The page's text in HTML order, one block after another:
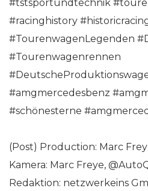
#tstsportundtechnik
#racinghistory
#TourenwagenLegenden
#Tourenwagenrennen
#amgmercedesbenz
#schönesterne
(Post) Production: Marc
Kamera: Marc Freye,
Redaktion: netzwerkeins